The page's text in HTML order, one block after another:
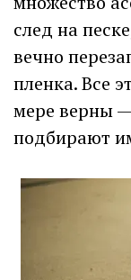
след на
вечно
пленка. Все
мере верны
подбирают